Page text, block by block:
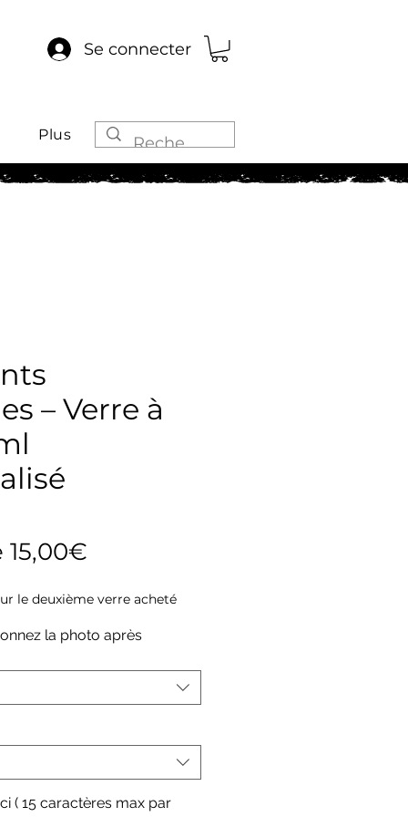
Se connecter
Plus
– Verre à
15,00€
le deuxième verre acheté
la photo après
( 15 caractères max par